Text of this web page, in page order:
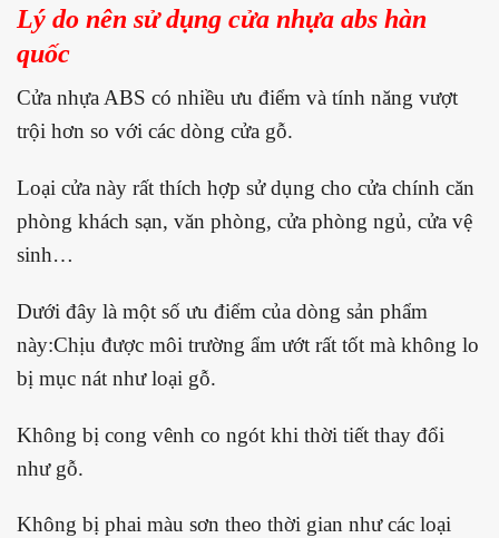
Lý do nên sử dụng cửa nhựa abs hàn
quốc
Cửa nhựa ABS có nhiều ưu điểm và tính năng vượt
trội hơn so với các dòng cửa gỗ.
Loại cửa này rất thích hợp sử dụng cho cửa chính căn
phòng khách sạn, văn phòng, cửa phòng ngủ, cửa vệ
sinh…
Dưới đây là một số ưu điểm của dòng sản phẩm
này:Chịu được môi trường ẩm ướt rất tốt mà không lo
bị mục nát như loại gỗ.
Không bị cong vênh co ngót khi thời tiết thay đổi
như gỗ.
Không bị phai màu sơn theo thời gian như các loại